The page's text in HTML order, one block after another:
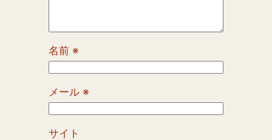
名前 ※
メール ※
サイト